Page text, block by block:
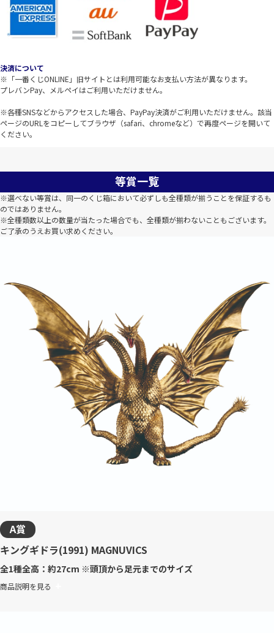
決済について
※「一番くじONLINE」旧サイトとは利用可能なお支払い方法が異なります。
プレバンPay、メルペイはご利用いただけません。
※各種SNSなどからアクセスした場合、PayPay決済がご利用いただけません。該当
ページのURLをコピーしてブラウザ（safari、chromeなど）で再度ページを開いて
ください。
等賞一覧
※選べない等賞は、同一のくじ箱において必ずしも全種類が揃うことを保証するも
のではありません。
※全種類数以上の数量が当たった場合でも、全種類が揃わないこともございます。
ご了承のうえお買い求めください。
A賞
キングギドラ(1991) MAGNUVICS
全1種全高：約27cm ※頭頂から足元までのサイズ
商品説明を見る